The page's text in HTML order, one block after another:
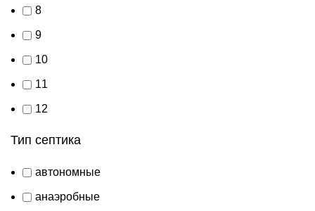
8
9
10
11
12
Тип септика
автономные
анаэробные